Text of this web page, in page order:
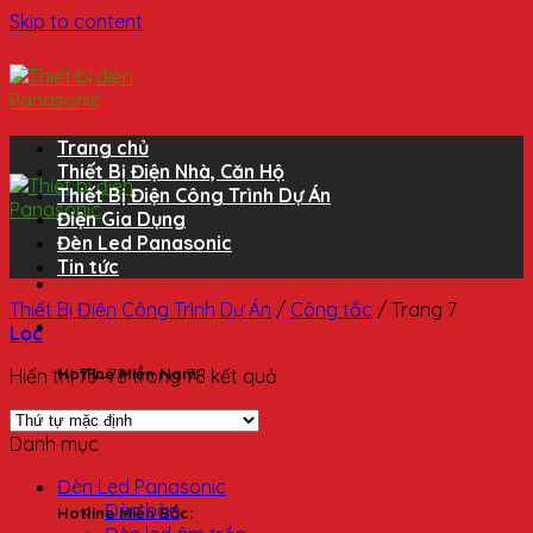
Skip to content
Hotline Miền Nam:
0827 24 24 24
Hotline Miền Bắc:
Trang chủ
Thiết Bị Điện Nhà, Căn Hộ
Thiết Bị Điện Công Trình Dự Án
Điện Gia Dụng
Đèn Led Panasonic
Tin tức
Thiết Bị Điện Công Trình Dự Án / Công tắc / Trang 7
Lọc
Hiển thị 73–78 trong 78 kết quả
Danh mục
Đèn Led Panasonic
Đèn bàn